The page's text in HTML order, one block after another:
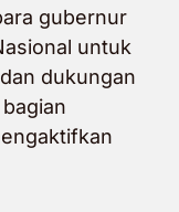
gubernur
untuk
dukungan